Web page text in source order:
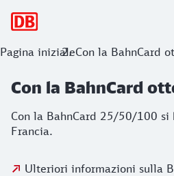
Pagina inizialeCon la BahnCard
Con la BahnCard
Con la BahnCard 25/50/100
Francia.
Ulteriori informazioni sulla